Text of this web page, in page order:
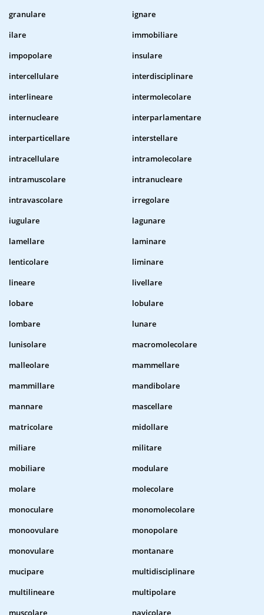
granulare
ignare
ilare
immobiliare
impopolare
insulare
intercellulare
interdisciplinare
interlineare
intermolecolare
internucleare
interparlamentare
interparticellare
interstellare
intracellulare
intramolecolare
intramuscolare
intranucleare
intravascolare
irregolare
iugulare
lagunare
lamellare
laminare
lenticolare
liminare
lineare
livellare
lobare
lobulare
lombare
lunare
lunisolare
macromolecolare
malleolare
mammellare
mammillare
mandibolare
mannare
mascellare
matricolare
midollare
miliare
militare
mobiliare
modulare
molare
molecolare
monoculare
monomolecolare
monoovulare
monopolare
monovulare
montanare
mucipare
multidisciplinare
multilineare
multipolare
muscolare
navicolare